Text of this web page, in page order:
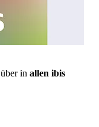
über in allen ibis